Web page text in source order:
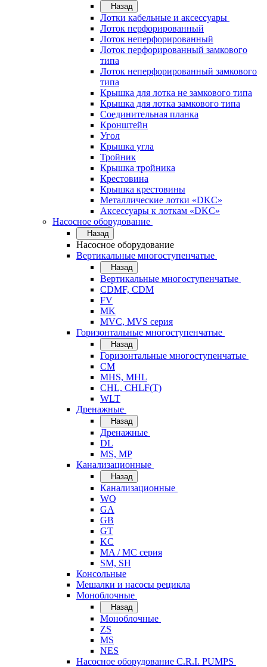
Назад
Лотки кабельные и аксессуары
Лоток перфорированный
Лоток неперфорированный
Лоток перфорированный замкового
типа
Лоток неперфорированный замкового
типа
Крышка для лотка не замкового типа
Крышка для лотка замкового типа
Соединительная планка
Кронштейн
Угол
Крышка угла
Тройник
Крышка тройника
Крестовина
Крышка крестовины
Металлические лотки «DKC»
Аксессуары к лоткам «DKC»
Насосное оборудование
Назад
Насосное оборудование
Вертикальные многоступенчатые
Назад
Вертикальные многоступенчатые
CDMF, CDM
FV
MK
MVC, MVS серия
Горизонтальные многоступенчатые
Назад
Горизонтальные многоступенчатые
CM
MHS, MHL
CHL, CHLF(T)
WLT
Дренажные
Назад
Дренажные
DL
MS, MP
Канализационные
Назад
Канализационные
WQ
GA
GB
GT
KC
MA / MC серия
SM, SH
Консольные
Мешалки и насосы рецикла
Моноблочные
Назад
Моноблочные
ZS
MS
NES
Насосное оборудование C.R.I. PUMPS